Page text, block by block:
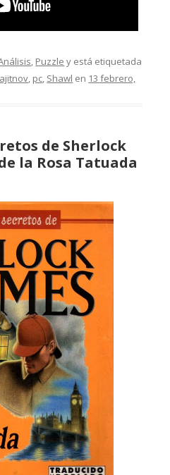
Puzzle y está etiquetada
pc Shawl en 13 febrero,
de Sherlock
la Rosa Tatuada